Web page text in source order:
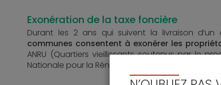
Exonération de la taxe foncière
Durant les 2 ans qui suivent la livraison d’un
communes consentent à exonérer les
ANRU (Quartiers vieillissants soutenus par le
Nationale pour la Rénovation Urbaine) peuvent